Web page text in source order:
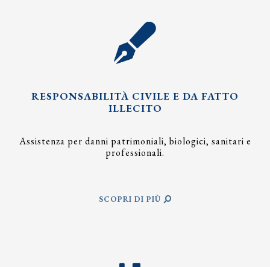
RESPONSABILITÀ CIVILE E DA FATTO
ILLECITO
Assistenza per danni patrimoniali, biologici, sanitari e
professionali.
SCOPRI DI PIÙ